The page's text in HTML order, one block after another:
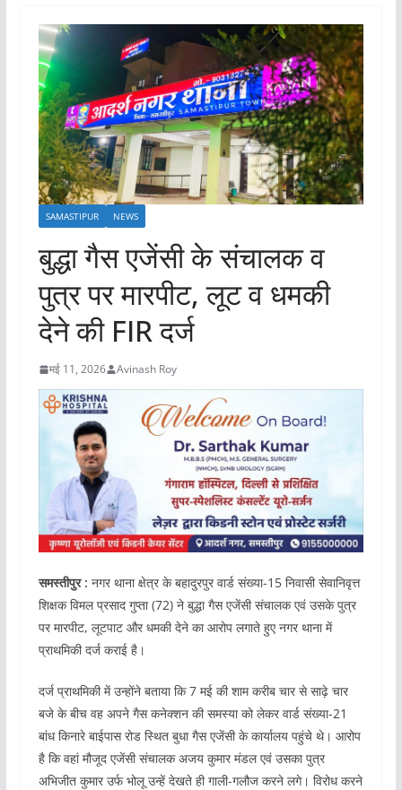
SAMASTIPUR NEWS
बुद्धा गैस एजेंसी के संचालक व
पुत्र पर मारपीट, लूट व धमकी
देने की FIR दर्ज
मई 11, 2026 Avinash Roy
समस्तीपुर : नगर थाना क्षेत्र के बहादुरपुर वार्ड संख्या-15 निवासी सेवानिवृत्त
शिक्षक विमल प्रसाद गुप्ता (72) ने बुद्धा गैस एजेंसी संचालक एवं उसके पुत्र
पर मारपीट, लूटपाट और धमकी देने का आरोप लगाते हुए नगर थाना में
प्राथमिकी दर्ज कराई है।
दर्ज प्राथमिकी में उन्होंने बताया कि 7 मई की शाम करीब चार से साढ़े चार
बजे के बीच वह अपने गैस कनेक्शन की समस्या को लेकर वार्ड संख्या-21
बांध किनारे बाईपास रोड स्थित बुधा गैस एजेंसी के कार्यालय पहुंचे थे। आरोप
है कि वहां मौजूद एजेंसी संचालक अजय कुमार मंडल एवं उसका पुत्र
अभिजीत कुमार उर्फ भोलू उन्हें देखते ही गाली-गलौज करने लगे। विरोध करने